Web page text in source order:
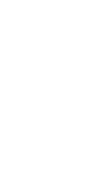
11-12 病院の
います。 数
）の総数。
時点（大仙市
人口増減・面